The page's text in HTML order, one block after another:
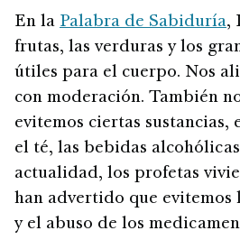
En la Palabra de Sabiduría,
frutas, las verduras y los
útiles para el cuerpo. Nos
con moderación. También
evitemos ciertas sustancias,
el té, las bebidas
actualidad, los profetas
han advertido que evitemos
y el abuso de los